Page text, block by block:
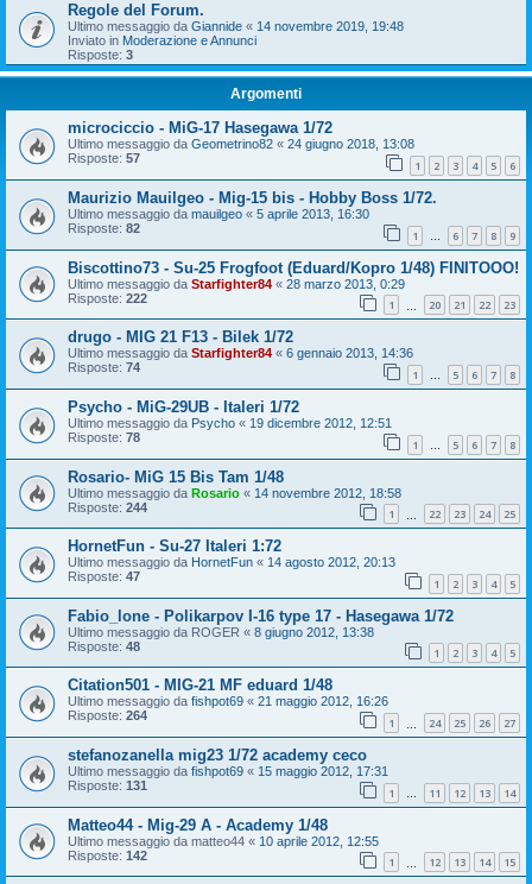
Regole del Forum.
Ultimo messaggio da Giannide « 14 novembre 2019, 19:48
Inviato in Moderazione e Annunci
Risposte: 3
Argomenti
microciccio - MiG-17 Hasegawa 1/72
Ultimo messaggio da Geometrino82 « 24 giugno 2018, 13:08
Risposte: 57 1 2 3 4 5 6
Maurizio Mauilgeo - Mig-15 bis - Hobby Boss 1/72.
Ultimo messaggio da mauilgeo « 5 aprile 2013, 16:30
Risposte: 82 1 … 6 7 8 9
Biscottino73 - Su-25 Frogfoot (Eduard/Kopro 1/48) FINITOOO!
Ultimo messaggio da Starfighter84 « 28 marzo 2013, 0:29
Risposte: 222 1 20 21 22 23
drugo - MIG 21 F13 - Bilek 1/72
Ultimo messaggio da Starfighter84 « 6 gennaio 2013, 14:36
Risposte: 74 1 … 5 6 7 8
Psycho - MiG-29UB - Italeri 1/72
Ultimo messaggio da Psycho « 19 dicembre 2012, 12:51
Risposte: 78 1 … 5 6 7 8
Rosario- MiG 15 Bis Tam 1/48
Ultimo messaggio da Rosario « 14 novembre 2012, 18:58
Risposte: 244 1 22 23 24 25
HornetFun - Su-27 Italeri 1:72
Ultimo messaggio da HornetFun « 14 agosto 2012, 20:13
Risposte: 47 1 2 3 4 5
Fabio_lone - Polikarpov I-16 type 17 - Hasegawa 1/72
Ultimo messaggio da ROGER « 8 giugno 2012, 13:38
Risposte: 48 1 2 3 4 5
Citation501 - MIG-21 MF eduard 1/48
Ultimo messaggio da fishpot69 « 21 maggio 2012, 16:26
Risposte: 264 1 24 25 26 27
stefanozanella mig23 1/72 academy ceco
Ultimo messaggio da fishpot69 « 15 maggio 2012, 17:31
Risposte: 131 1 … 11 12 13 14
Matteo44 - Mig-29 A - Academy 1/48
Ultimo messaggio da matteo44 « 10 aprile 2012, 12:55
Risposte: 142 1 12 13 14 15